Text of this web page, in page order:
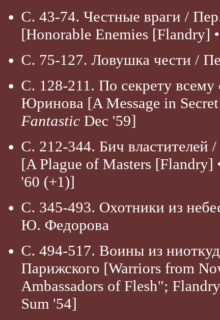
С. 43-74. Честные враги /
[Honorable Enemies [Flandry]
С. 75-127. Ловушка чести /
С. 128-211. По секрету
Юринова [A Message in
Fantastic Dec '59]
С. 212-344. Бич властителей
[A Plague of Masters [Flandry]
'60 (+1)]
С. 345-493. Охотники из
Ю. Федорова
С. 494-517. Воины из
Парижского [Warriors from
Ambassadors of Flesh";
Sum '54]